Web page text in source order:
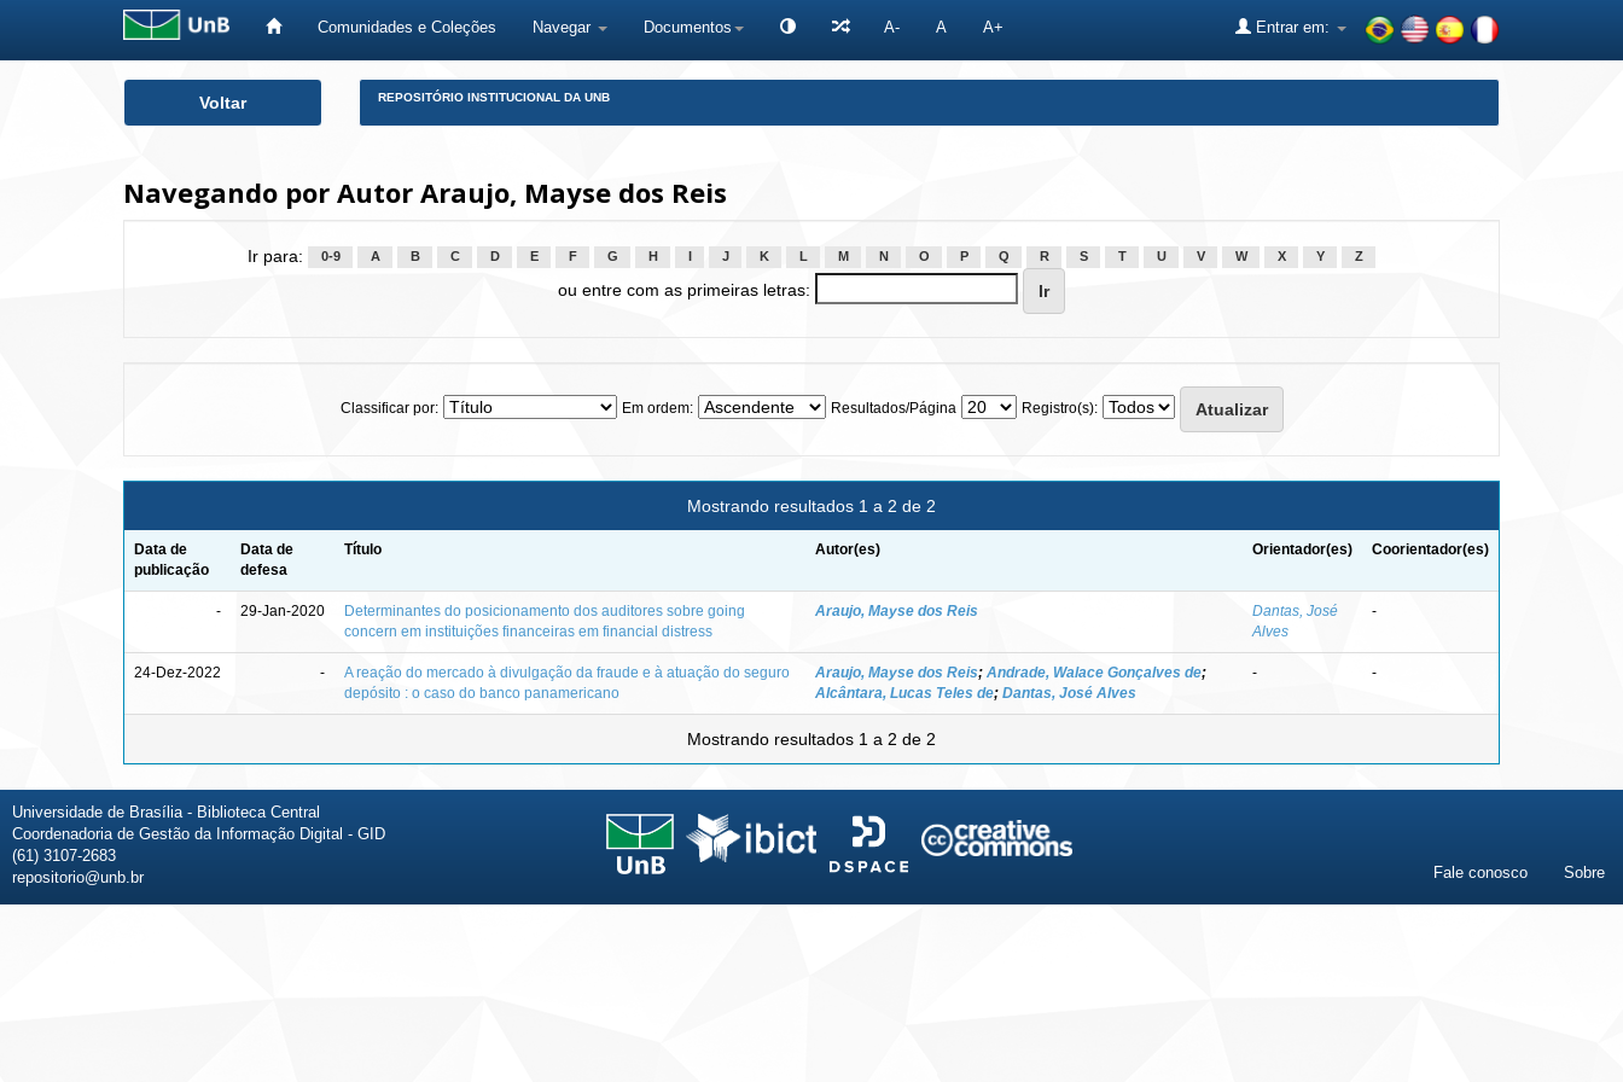
Comunidades e Coleções Navegar Documentos A- A A+ Entrar em:
Voltar REPOSITÓRIO INSTITUCIONAL DA UNB
Navegando por Autor Araujo, Mayse dos Reis
Ir para: 0-9 A B C D E F G H J K L M N O P Q R S T U V W X Y Z
ou entre com as primeiras letras:
Classificar por: Em ordem: Resultados/Página Registro(s):
Mostrando resultados 1 a 2 de 2
Data de
publicação
Data de
defesa
Título Autor(es) Orientador(es) Coorientador(es)
- 29-Jan-2020
Determinantes do posicionamento dos auditores sobre going
concern em instituições financeiras em financial distress
Araujo, Mayse dos Reis
Dantas, José
Alves
-
24-Dez-2022 -
A reação do mercado à divulgação da fraude e à atuação do seguro
depósito : o caso do banco panamericano
Araujo, Mayse dos Reis; Andrade, Walace Gonçalves de;
Alcântara, Lucas Teles de; Dantas, José Alves
- -
Mostrando resultados 1 a 2 de 2
Universidade de Brasília - Biblioteca Central
Coordenadoria de Gestão da Informação Digital - GID
(61) 3107-2683
repositorio@unb.br
Fale conosco Sobre